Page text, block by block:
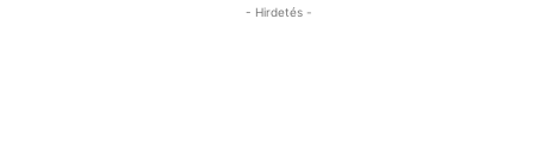
- Hirdetés -